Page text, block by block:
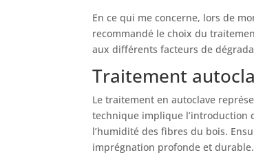
En ce qui me concerne, lors de
recommandé le choix du
aux différents facteurs de
Traitement
Le traitement en autoclave
technique implique l’introduction
l’humidité des fibres du bois.
imprégnation profonde et durable.